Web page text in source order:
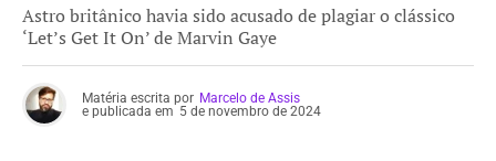
Astro britânico havia sido acusado de plagiar o clássico
‘Let’s Get It On’ de Marvin Gaye
Matéria escrita por Marcelo de Assis
e publicada em 5 de novembro de 2024